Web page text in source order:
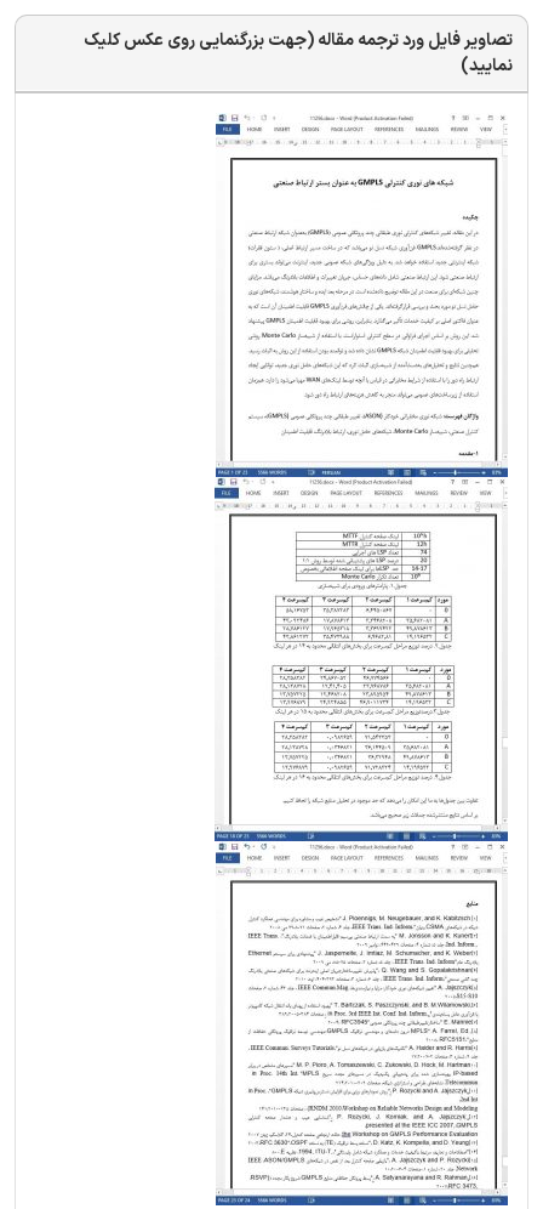
تصاویر فایل ورد ترجمه مقاله (جهت بزرگنمایی روی عکس کلیک
نمایید)